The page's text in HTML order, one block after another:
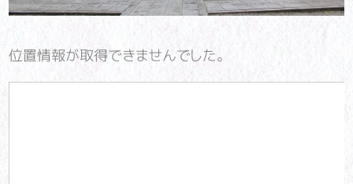
位置情報が取得できませんでした。